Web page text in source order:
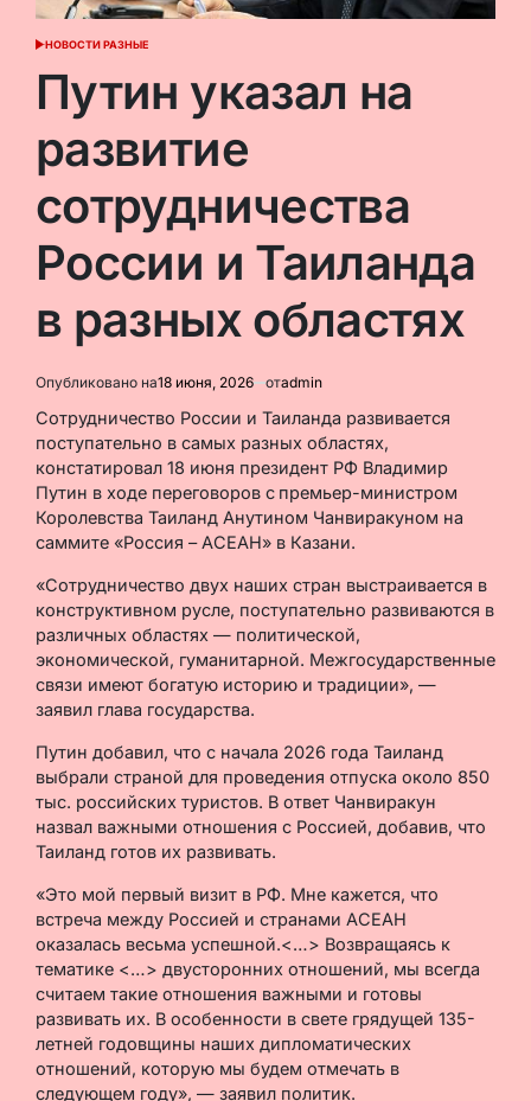
ОПУБЛИКОВАНО
НОВОСТИ РАЗНЫЕ
Путин указал на
развитие
сотрудничества
России и Таиланда
в разных областях
Опубликовано на18 июня, 2026 отadmin
Сотрудничество России и Таиланда развивается
поступательно в самых разных областях,
констатировал 18 июня президент РФ Владимир
Путин в ходе переговоров с премьер-министром
Королевства Таиланд Анутином Чанвиракуном на
саммите «Россия – АСЕАН» в Казани.
«Сотрудничество двух наших стран выстраивается в
конструктивном русле, поступательно развиваются в
различных областях — политической,
экономической, гуманитарной. Межгосударственные
связи имеют богатую историю и традиции», —
заявил глава государства.
Путин добавил, что с начала 2026 года Таиланд
выбрали страной для проведения отпуска около 850
тыс. российских туристов. В ответ Чанвиракун
назвал важными отношения с Россией, добавив, что
Таиланд готов их развивать.
«Это мой первый визит в РФ. Мне кажется, что
встреча между Россией и странами АСЕАН
оказалась весьма успешной.<…> Возвращаясь к
тематике <…> двусторонних отношений, мы всегда
считаем такие отношения важными и готовы
развивать их. В особенности в свете грядущей 135-
летней годовщины наших дипломатических
отношений, которую мы будем отмечать в
следующем году», — заявил политик.